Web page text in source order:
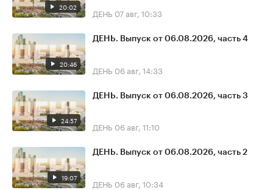
20:02 ДЕНЬ 07 авг, 10:33
20:46
ДЕНЬ. Выпуск от 06.08.2026, часть 4
ДЕНЬ 06 авг, 14:33
24:57
ДЕНЬ. Выпуск от 06.08.2026, часть 3
ДЕНЬ 06 авг, 11:10
19:07
ДЕНЬ. Выпуск от 06.08.2026, часть 2
ДЕНЬ 06 авг, 10:34